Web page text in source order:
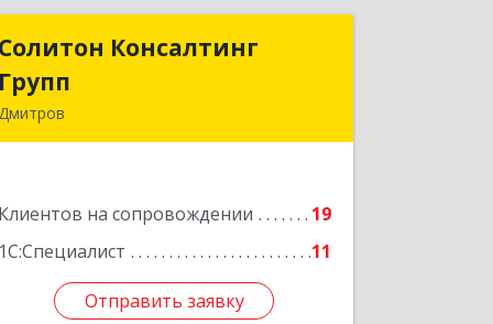
Солитон Консалтинг
Групп
Клиентов на сопровождении
19
1С:Специалист
11
Отправить заявку
Солитон Консалтинг
Подробнее
Отправить заявку